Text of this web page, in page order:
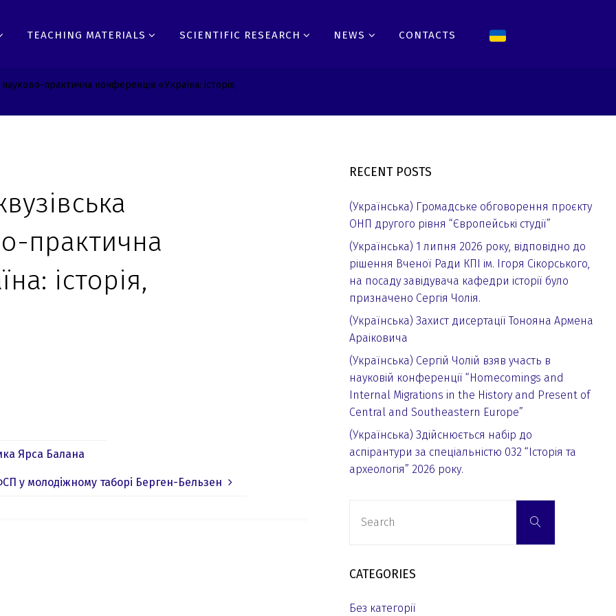
TEACHING MATERIALS SCIENTIFIC RESEARCH NEWS CONTACTS
практична конференція «Україна: історія,
практична
історія,
Ярса Балана
у молодіжному таборі Берген-Бельзен
RECENT POSTS
(Українська) Громадське обговорення проєкту
ОНП другого рівня “Європейські студії”
(Українська) 1 липня 2026 року, відповідно до
рішення Вченої Ради КПІ ім. Ігоря Сікорського,
на посаду завідувача кафедри історії було
призначено Сергія Чолія.
(Українська) Захист дисертації Тонояна Армена
Араіковича
(Українська) Сергій Чолій взяв участь в
науковій конференції “Homecomings and
Internal Migrations in the History and Present of
Central and Southeastern Europe”
(Українська) Здійснюється набір до
аспірантури за спеціальністю 032 “Історія та
археологія” 2026 року.
Search
CATEGORIES
Без категорії